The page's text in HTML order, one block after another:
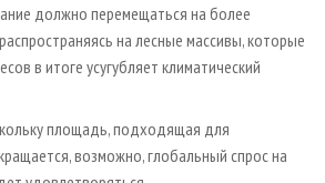
должно перемещаться на более
на лесные массивы, которые
в итоге усугубляет климатический
площадь, подходящая для
возможно, глобальный спрос на